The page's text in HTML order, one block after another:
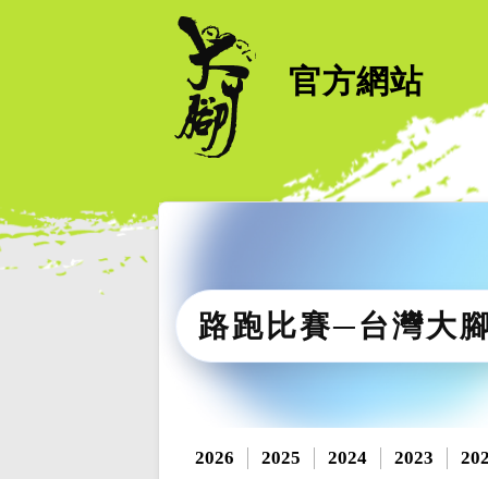
官方網站
路跑比賽─台灣大
2026 2025 2024 2023